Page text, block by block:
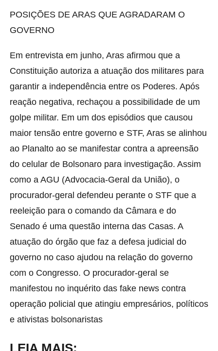
POSIÇÕES DE ARAS QUE AGRADARAM O
GOVERNO
Em entrevista em junho, Aras afirmou que a
Constituição autoriza a atuação dos militares para
garantir a independência entre os Poderes. Após
reação negativa, rechaçou a possibilidade de um
golpe militar. Em um dos episódios que causou
maior tensão entre governo e STF, Aras se alinhou
ao Planalto ao se manifestar contra a apreensão
do celular de Bolsonaro para investigação. Assim
como a AGU (Advocacia-Geral da União), o
procurador-geral defendeu perante o STF que a
reeleição para o comando da Câmara e do
Senado é uma questão interna das Casas. A
atuação do órgão que faz a defesa judicial do
governo no caso ajudou na relação do governo
com o Congresso. O procurador-geral se
manifestou no inquérito das fake news contra
operação policial que atingiu empresários, políticos
e ativistas bolsonaristas
LEIA MAIS: